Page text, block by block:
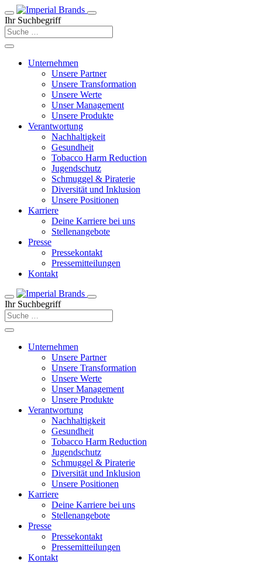
Ihr Suchbegriff
Unternehmen
Unsere Partner
Unsere Transformation
Unsere Werte
Unser Management
Unsere Produkte
Verantwortung
Nachhaltigkeit
Gesundheit
Tobacco Harm Reduction
Jugendschutz
Schmuggel & Piraterie
Diversität und Inklusion
Unsere Positionen
Karriere
Deine Karriere bei uns
Stellenangebote
Presse
Pressekontakt
Pressemitteilungen
Kontakt
Ihr Suchbegriff
Unternehmen
Unsere Partner
Unsere Transformation
Unsere Werte
Unser Management
Unsere Produkte
Verantwortung
Nachhaltigkeit
Gesundheit
Tobacco Harm Reduction
Jugendschutz
Schmuggel & Piraterie
Diversität und Inklusion
Unsere Positionen
Karriere
Deine Karriere bei uns
Stellenangebote
Presse
Pressekontakt
Pressemitteilungen
Kontakt